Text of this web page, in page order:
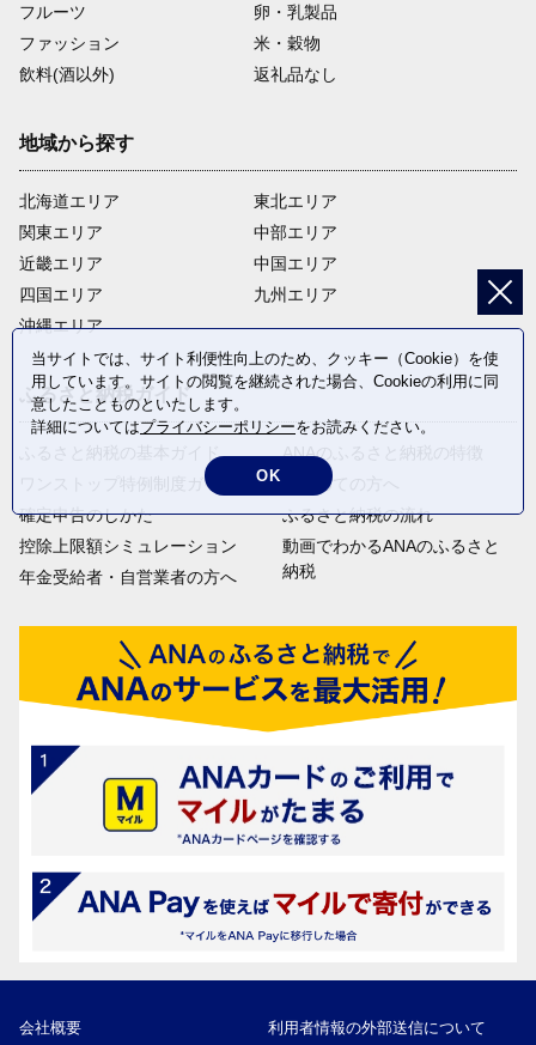
フルーツ
卵・乳製品
ファッション
米・穀物
飲料(酒以外)
返礼品なし
地域から探す
北海道エリア
関東エリア
近畿エリア
四国エリア
沖縄エリア
東北エリア
中部エリア
中国エリア
九州エリア
ふるさと納税ガイド
ふるさと納税の基本ガイド
ワンストップ特例制度ガイド
確定申告のしかた
控除上限額シミュレーション
年金受給者・自営業者の方へ
ANAのふるさと納税の特徴
はじめての方へ
ふるさと納税の流れ
動画でわかるANAのふるさと
納税
会社概要 利用者情報の外部送信について
当サイトでは、サイト利便性向上のため、クッキー（Cookie）を使
用しています。サイトの閲覧を継続された場合、Cookieの利用に同
意したことものといたします。
詳細についてはプライバシーポリシーをお読みください。
OK